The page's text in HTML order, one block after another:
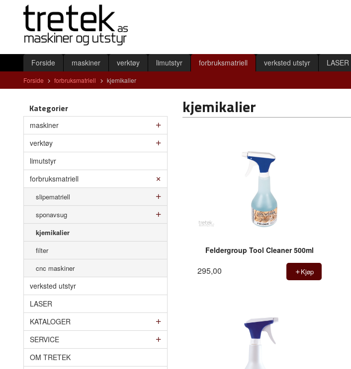
innholdet
Produkter
Forside maskiner verktøy limutstyr forbruksmatriell verksted utstyr LASER
Forside forbruksmatriell kjemikalier
Kategorier
maskiner
verktøy
limutstyr
forbruksmatriell
slipematriell
sponavsug
kjemikalier
filter
cnc maskiner
verksted utstyr
LASER
KATALOGER
SERVICE
OM TRETEK
kjemikalier
Feldergroup Tool Cleaner 500ml
295,00 Kjøp